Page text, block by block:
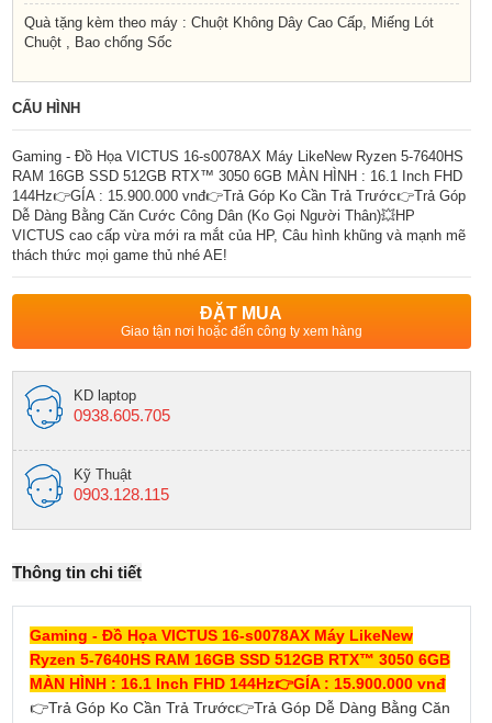
Quà tặng kèm theo máy : Chuột Không Dây Cao Cấp, Miếng Lót
Chuột , Bao chống Sốc
CẤU HÌNH
Gaming - Đồ Họa VICTUS 16-s0078AX Máy LikeNew Ryzen 5-7640HS
RAM 16GB SSD 512GB RTX™ 3050 6GB MÀN HÌNH : 16.1 Inch FHD
144Hz👉GÍA : 15.900.000 vnđ👉Trả Góp Ko Cần Trả Trước👉Trả Góp
Dễ Dàng Bằng Căn Cước Công Dân (Ko Gọi Người Thân)💥HP
VICTUS cao cấp vừa mới ra mắt của HP, Câu hình khũng và mạnh mẽ
thách thức mọi game thủ nhé AE!
ĐẶT MUA
Giao tận nơi hoặc đến công ty xem hàng
KD laptop
0938.605.705
Kỹ Thuật
0903.128.115
Thông tin chi tiết
Gaming - Đồ Họa VICTUS 16-s0078AX Máy LikeNew
Ryzen 5-7640HS RAM 16GB SSD 512GB RTX™ 3050 6GB
MÀN HÌNH : 16.1 Inch FHD 144Hz👉GÍA : 15.900.000 vnđ
👉Trả Góp Ko Cần Trả Trước👉Trả Góp Dễ Dàng Bằng Căn